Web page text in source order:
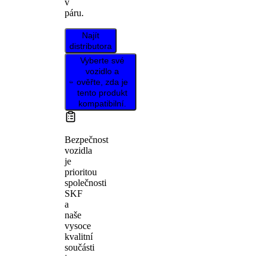
páru.
Najít
distributora
Vyberte své
vozidlo a
ověřte, zda je
tento produkt
kompatibilní.
Bezpečnost
vozidla
je
prioritou
společnosti
SKF
a
naše
vysoce
kvalitní
součásti